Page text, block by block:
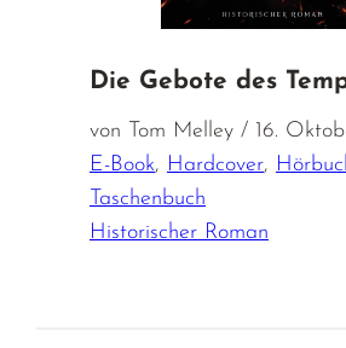
Die Gebote des
von Tom Melley / 16.
E-Book, Hardcover,
Taschenbuch
Historischer Roman